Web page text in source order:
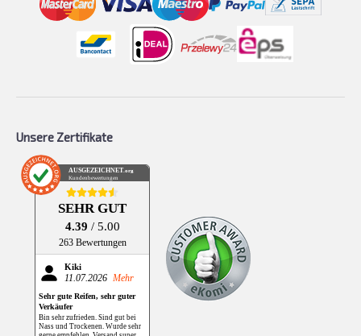
Unsere Zertifikate
AUSGEZEICHNET.org
Kundenbewertungen
SEHR GUT
4.39 / 5.00
263 Bewertungen
Kiki
11.07.2026 Mehr
Sehr gute Reifen, sehr guter
Verkäufer
Bin sehr zufrieden. Sind gut bei
Nass und Trockenen. Wurde sehr